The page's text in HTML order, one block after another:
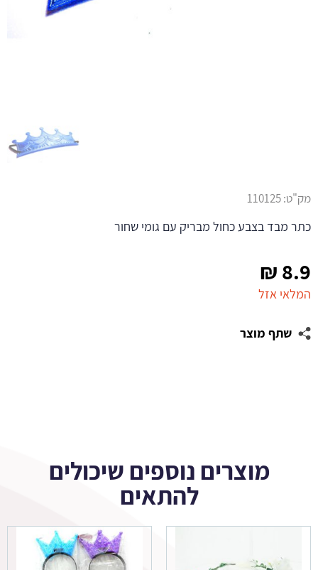
8.9
₪
המלאי אזל
שתף מוצר
מק"ט:110125
כתר מבד בצבע כחול מבריק עם גומי שחור
מוצרים נוספים שיכולים
להתאים